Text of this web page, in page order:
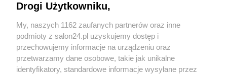
Sport
Społeczeństwo
Kultura
Drogi Użytkowniku,
My, naszych 1162 zaufanych partnerów oraz inne
podmioty z salon24.pl uzyskujemy dostęp i
przechowujemy informacje na urządzeniu oraz
przetwarzamy dane osobowe, takie jak unikalne
identyfikatory, standardowe informacje wysyłane przez